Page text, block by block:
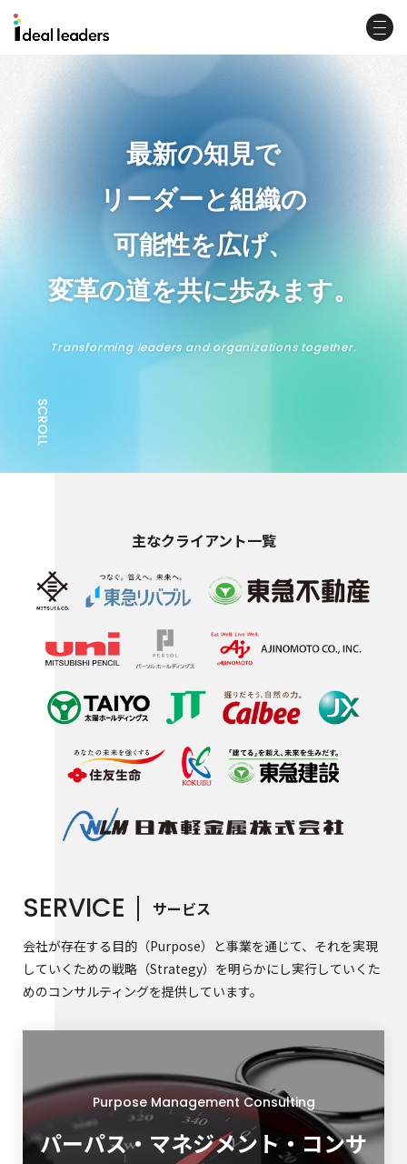
最新の知見で
リーダーと組織の
可能性を広げ、
変革の道を共に歩みます。
Transforming leaders and organizations together.
SCROLL
主なクライアント一覧
SERVICE サービス
会社が存在する目的（Purpose）と事業を通じて、それを実現
していくための戦略（Strategy）を明らかにし実行していくた
めのコンサルティングを提供しています。
Purpose Management Consulting
パーパス・マネジメント・コンサ